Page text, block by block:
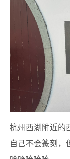
杭州西湖附近的
自己不会篆刻，